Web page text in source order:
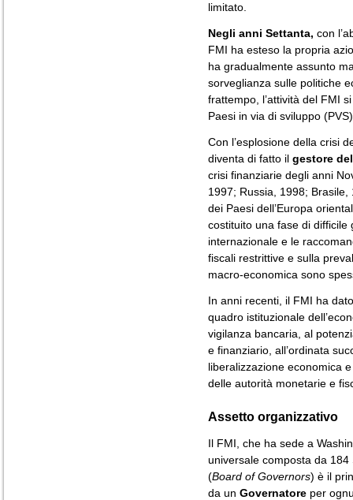
limitato.
Negli anni Settanta, con
FMI ha esteso la propria
ha gradualmente assunto
sorveglianza sulle politiche
frattempo, l’attività del FMI
Paesi in via di sviluppo
Con l’esplosione della crisi
diventa di fatto il gestore
crisi finanziarie degli anni
1997; Russia, 1998;
dei Paesi dell’Europa
costituito una fase di difficile
internazionale e le
fiscali restrittive e sulla
macro-economica sono
In anni recenti, il FMI ha
quadro istituzionale
vigilanza bancaria, al
e finanziario, all’ordinata
liberalizzazione economica
delle autorità monetarie e
Assetto organizzativo
Il FMI, che ha sede a
universale composta da
(Board of Governors) è il
da un Governatore per